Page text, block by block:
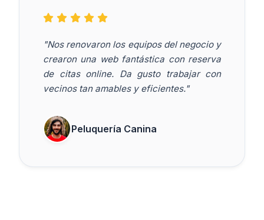
"Nos renovaron los equipos del negocio y
crearon una web fantástica con reserva
de citas online. Da gusto trabajar con
vecinos tan amables y eficientes."
Peluquería Canina